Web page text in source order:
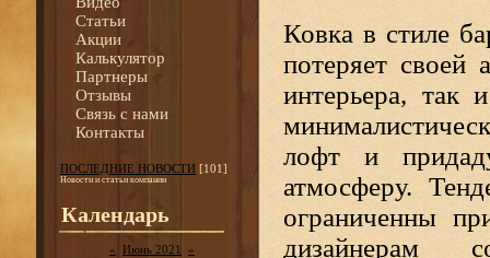
Статьи
Акции
Калькулятор
Партнеры
Отзывы
Связь с нами
Контакты
ПОСЛЕДНИЕ НОВОСТИ [101]
Новости и статьи компании
Календарь
« Июнь 2021
»
Ковка в стиле
потеряет своей
интерьера, так
лофт и
атмосферу.
ограниченны
дизайнерам